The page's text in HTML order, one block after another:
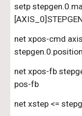
setp
net xpos-cmd
net xpos-fb
pos-fb
net xstep <=